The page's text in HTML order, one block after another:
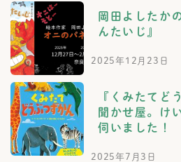
岡田よしたか
んたいじ』
2025年12月23日
『くみたてど
聞かせ屋。け
伺いました！
2025年7月3日